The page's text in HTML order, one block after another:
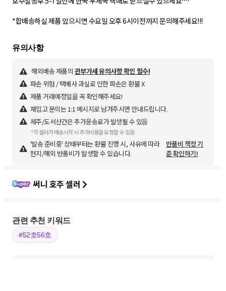
*합배송하실 제품 있으시면 수요일 오후 6시이전까지 문의해주세요!!!
유의사항
해외배송 제품의 관부가세 유의사항 확인 필수!
파손 위험 / 택배사 과실로 인한 파손은 환불 X
제품 거래예정일을 꼭 확인해주세요!
재입고 문의는 1:1 메시지로 남겨주시면 안내드립니다.
제주/도서산간은 추가운송료가 발생될 수 있음
*각 셀러가 배송시작 시 추가비용을 요청할 수 있음
'발송 준비중' 상태부터는 환불 진행 시, 사유에 따라
현지/해외 반품비가 발생할 수 있습니다.
반품비 책정 기
준 확인하기!
써니 호주 셀러
관련 추천 키워드
#52호56호